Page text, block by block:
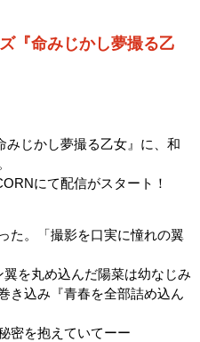
『命みじかし夢撮る乙
じかし夢撮る乙女』に、和
にて配信がスタート！
た。「撮影を口実に憧れの翼
を丸め込んだ陽菜は幼なじみ
き込み『青春を全部詰め込ん
密を抱えていてーー